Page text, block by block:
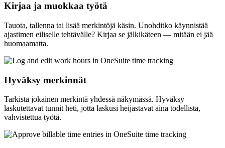
Kirjaa ja muokkaa työtä
Tauota, tallenna tai lisää merkintöjä käsin. Unohditko käynnistää
ajastimen eiliselle tehtävälle? Kirjaa se jälkikäteen — mitään ei jää
huomaamatta.
Hyväksy merkinnät
Tarkista jokainen merkintä yhdessä näkymässä. Hyväksy
laskutettavat tunnit heti, jotta laskusi heijastavat aina todellista,
vahvistettua työtä.